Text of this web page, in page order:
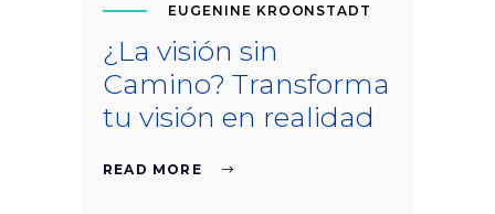
EUGENINE KROONSTADT
¿La visión sin
Camino? Transforma
tu visión en realidad
READ MORE